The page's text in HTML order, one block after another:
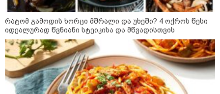
"ძალიან მძიმეა ჩემთვის ის, რაც
ახლა გითხარით“
"ეს უზნეო გზა
ხელისუფლებისთვის ცუდად
მთავრდება ხოლმე“
რატომ გამოდის ხორცი მშრალი და უხეში? 4 ოქროს წესი
იდეალურად წვნიანი სტეიკისა და მწვადისთვის